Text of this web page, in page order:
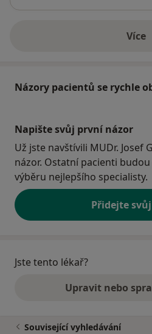
Více
o
Názory pacientů se rychle
Napište svůj první názor
Už jste navštívili MUDr. Josef
názor. Ostatní pacienti
výběru nejlepšího specialisty.
Přidejte
Jste tento lékař?
Upravit nebo
Související vyhledávání